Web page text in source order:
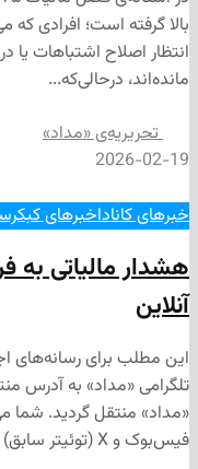
افرادی که می‌گویند
اشتباهات یا دریافت
«مداد»
خبرهای کبکرسانه‌های
به
رسانه‌های اجتماعی
به آدرس منتشر شد
گردید. شما می‌توانید